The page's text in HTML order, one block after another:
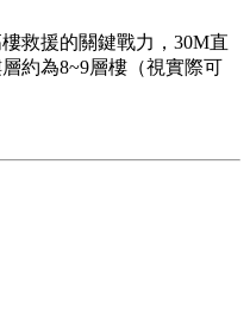
救援的關鍵戰力，30M直
約為8~9層樓（視實際可